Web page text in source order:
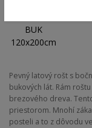
Pevný latový rošt s
bukových lát. Rám
brezového dreva.
priestorom. Mnohí
posteli a to z dôvodu